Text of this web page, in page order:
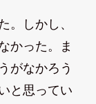
。しかし、
かった。ま
がなかろう
と思ってい